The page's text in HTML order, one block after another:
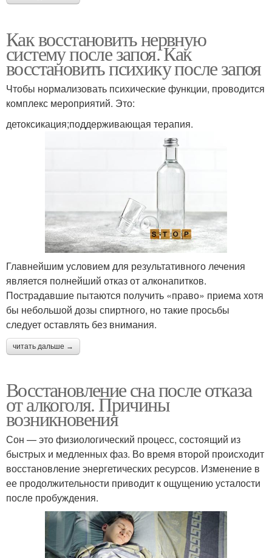
Как восстановить нервную
систему после запоя. Как
восстановить психику после запоя
Чтобы нормализовать психические функции, проводится
комплекс мероприятий. Это:
детоксикация;поддерживающая терапия.
Главнейшим условием для результативного лечения
является полнейший отказ от алконапитков.
Пострадавшие пытаются получить «право» приема хотя
бы небольшой дозы спиртного, но такие просьбы
следует оставлять без внимания.
читать дальше →
Восстановление сна после отказа
от алкоголя. Причины
возникновения
Сон — это физиологический процесс, состоящий из
быстрых и медленных фаз. Во время второй происходит
восстановление энергетических ресурсов. Изменение в
ее продолжительности приводит к ощущению усталости
после пробуждения.